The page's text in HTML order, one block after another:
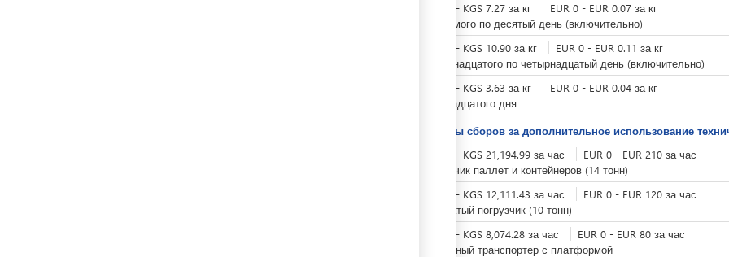
- KGS 7.27 за кг EUR 0 - EUR 0.07 за кг
с седьмого по десятый день (включительно)
- KGS 10.90 за кг EUR 0 - EUR 0.11 за кг
с одиннадцатого по четырнадцатый день (включительно)
- KGS 3.63 за кг EUR 0 - EUR 0.04 за кг
с пятнадцатого дня
Тарифы сборов за дополнительное использование
- KGS 21,194.99 за час EUR 0 - EUR 210 за час
Погрузчик паллет и контейнеров (14 тонн)
- KGS 12,111.43 за час EUR 0 - EUR 120 за час
Вильчатый погрузчик (10 тонн)
- KGS 8,074.28 за час EUR 0 - EUR 80 за час
Ленточный транспортер с платформой